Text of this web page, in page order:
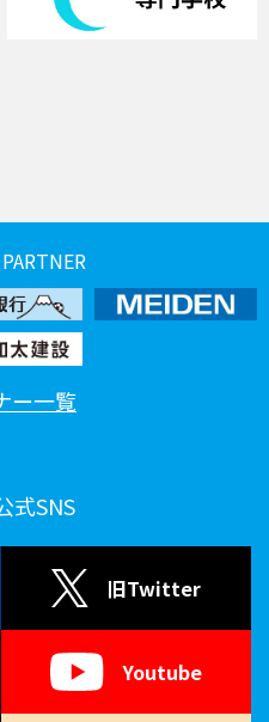
ー一覧
式SNS
旧Twitter
Youtube